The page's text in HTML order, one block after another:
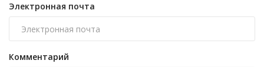
Электронная почта
Комментарий